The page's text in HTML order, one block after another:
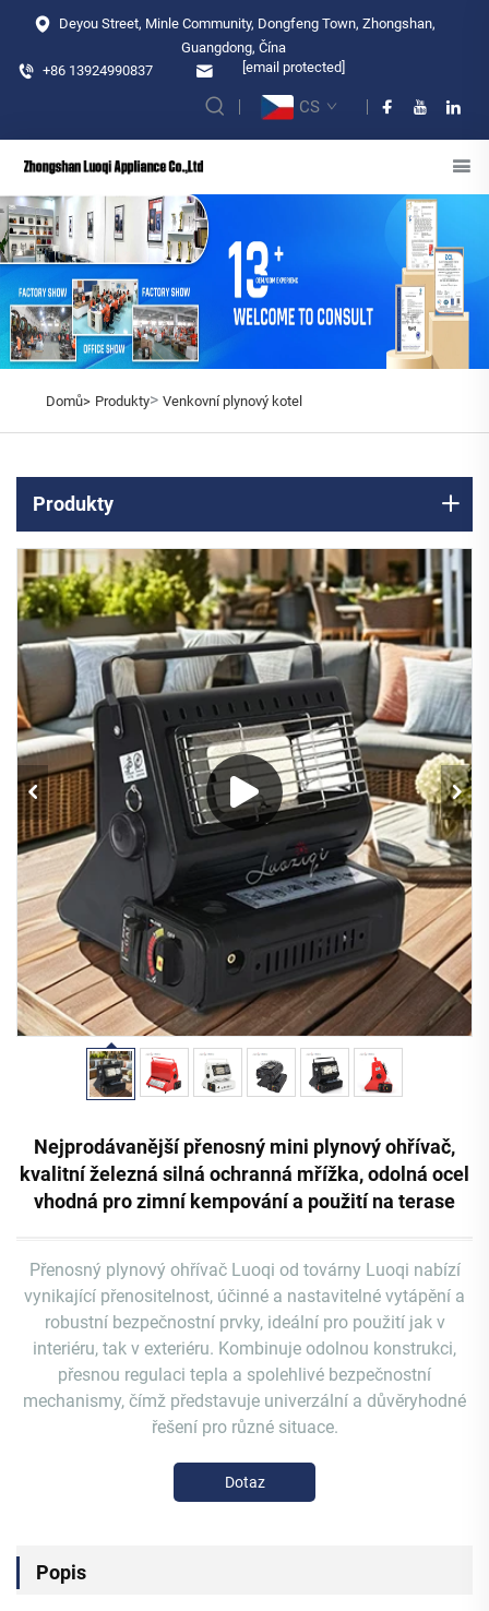
Deyou Street, Minle Community, Dongfeng Town, Zhongshan,
Guangdong, Čína
+86 13924990837
[email protected]
CS
Domů> Produkty> Venkovní plynový kotel
Produkty
Nejprodávanější přenosný mini plynový ohřívač,
kvalitní železná silná ochranná mřížka, odolná ocel
vhodná pro zimní kempování a použití na terase
Přenosný plynový ohřívač Luoqi od továrny Luoqi nabízí
vynikající přenositelnost, účinné a nastavitelné vytápění a
robustní bezpečnostní prvky, ideální pro použití jak v
interiéru, tak v exteriéru. Kombinuje odolnou konstrukci,
přesnou regulaci tepla a spolehlivé bezpečnostní
mechanismy, čímž představuje univerzální a důvěryhodné
řešení pro různé situace.
Dotaz
Popis